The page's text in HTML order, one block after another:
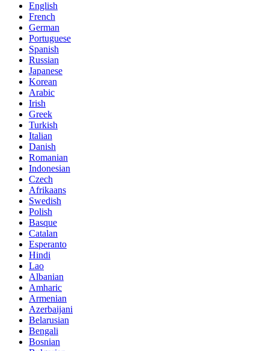
English
French
German
Portuguese
Spanish
Russian
Japanese
Korean
Arabic
Irish
Greek
Turkish
Italian
Danish
Romanian
Indonesian
Czech
Afrikaans
Swedish
Polish
Basque
Catalan
Esperanto
Hindi
Lao
Albanian
Amharic
Armenian
Azerbaijani
Belarusian
Bengali
Bosnian